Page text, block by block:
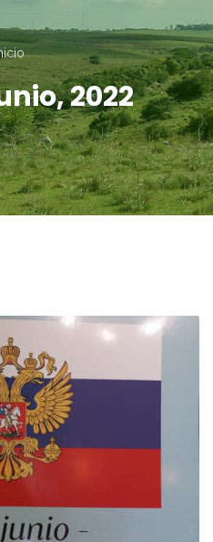
2022